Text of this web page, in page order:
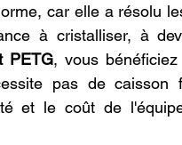
car elle a résolu
à cristalliser, à
PETG, vous
pas de
et le coût de